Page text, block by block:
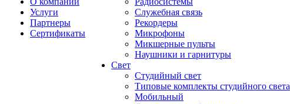
Услуги
Партнеры
Сертификаты
Служебная связь
Рекордеры
Микрофоны
Микшерные пульты
Наушники и гарнитуры
Свет
Студийный свет
Типовые комплекты студийного света
Мобильный